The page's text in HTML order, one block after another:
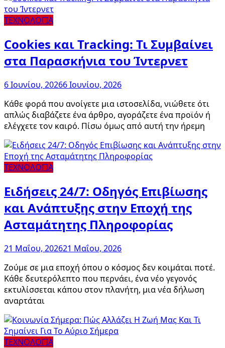
ΤΕΧΝΟΛΟΓΙΑ
Cookies και Tracking: Τι Συμβαίνει
στα Παρασκήνια του Ίντερνετ
6 Ιουνίου, 20266 Ιουνίου, 2026
Κάθε φορά που ανοίγετε μια ιστοσελίδα, νιώθετε ότι
απλώς διαβάζετε ένα άρθρο, αγοράζετε ένα προϊόν ή
ελέγχετε τον καιρό. Πίσω όμως από αυτή την ήρεμη
ΤΕΧΝΟΛΟΓΙΑ
Ειδήσεις 24/7: Οδηγός Επιβίωσης
και Ανάπτυξης στην Εποχή της
Ασταμάτητης Πληροφορίας
21 Μαΐου, 202621 Μαΐου, 2026
Ζούμε σε μια εποχή όπου ο κόσμος δεν κοιμάται ποτέ.
Κάθε δευτερόλεπτο που περνάει, ένα νέο γεγονός
εκτυλίσσεται κάπου στον πλανήτη, μια νέα δήλωση
αναρτάται
ΤΕΧΝΟΛΟΓΙΑ